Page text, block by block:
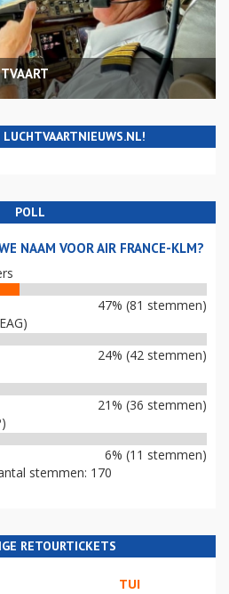
LUCHTVAARTNIEUWS.NL!
POLL
NAAM VOOR AIR FRANCE-KLM?
47% (81 stemmen)
24% (42 stemmen)
21% (36 stemmen)
6% (11 stemmen)
stemmen: 170
RETOURTICKETS
TUI